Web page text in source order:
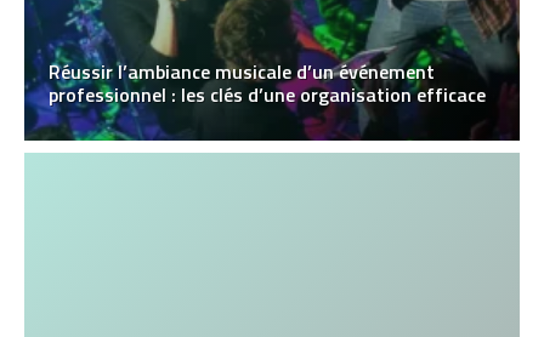
Réussir l’ambiance musicale d’un événement
professionnel : les clés d’une organisation efficace